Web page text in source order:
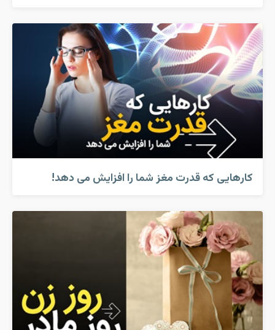
کارهایی که قدرت مغز شما را افزایش می دهد!